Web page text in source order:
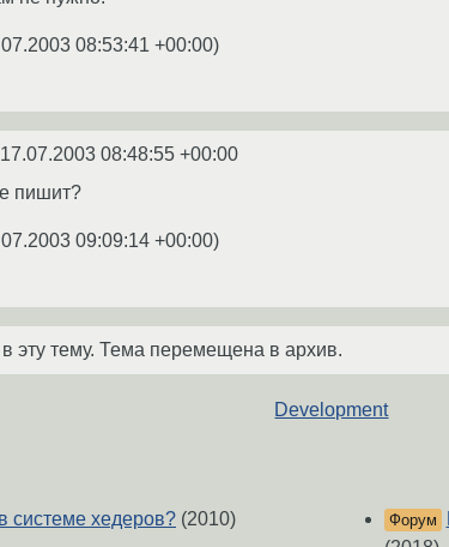
08:53:41 +00:00)
17.07.2003 08:48:55 +00:00
пишит?
09:09:14 +00:00)
эту тему. Тема перемещена в архив.
Development
системе хедеров? (2010) Форум